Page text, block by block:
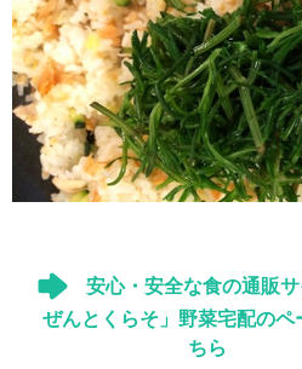
安心・安全な食の通販
ぜんとくらそ」野菜宅配のペ
ちら